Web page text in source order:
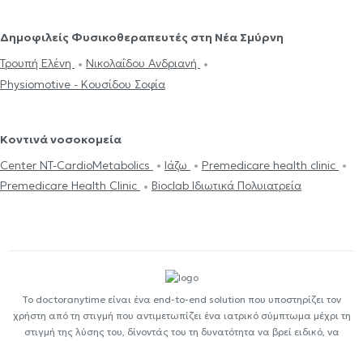
Δημοφιλείς Φυσικοθεραπευτές στη Νέα Σμύρνη
Τρουπή Ελένη
Νικολαΐδου Ανδριανή
Physiomotive - Κουσίδου Σοφία
Κοντινά νοσοκομεία
Center NT-CardioMetabolics
Ιάζω
Premedicare health clinic
Premedicare Health Clinic
Bioclab Ιδιωτικά Πολυιατρεία
Το doctoranytime είναι ένα end-to-end solution που υποστηρίζει τον
χρήστη από τη στιγμή που αντιμετωπίζει ένα ιατρικό σύμπτωμα μέχρι τη
στιγμή της λύσης του, δίνοντάς του τη δυνατότητα να βρεί ειδικό, να